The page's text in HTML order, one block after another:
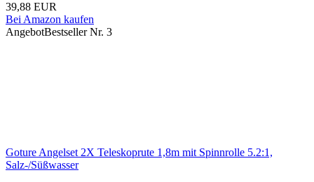
39,88 EUR
Bei Amazon kaufen
AngebotBestseller Nr. 3
Goture Angelset 2X Teleskoprute 1,8m mit Spinnrolle 5.2:1,
Salz-/Süßwasser